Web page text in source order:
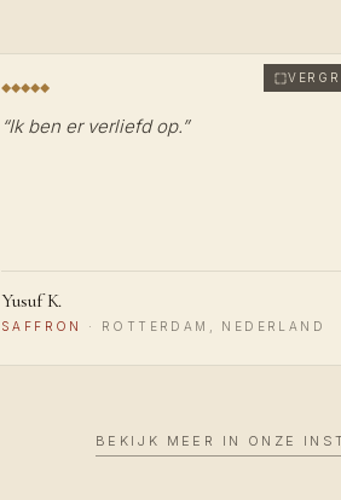
“Ik ben er verliefd op.”
Yusuf K.
SAFFRON · ROTTERDAM, NEDERLAND
BEKIJK MEER IN ONZE